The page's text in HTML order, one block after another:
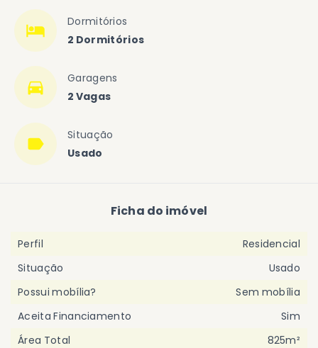
Dormitórios
2 Dormitórios
Garagens
2 Vagas
Situação
Usado
Ficha do imóvel
Perfil
Residencial
Situação
Usado
Possui mobília?
Sem mobília
Aceita Financiamento
Sim
Área Total
825m²